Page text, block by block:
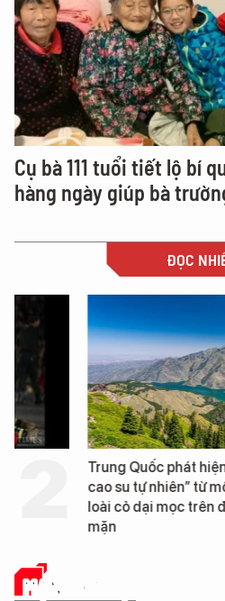
Cụ bà 111 tuổi tiết lộ bí
hàng ngày giúp bà
ĐỌC
Trung Quốc phát hiện “mỏ
cao su tự nhiên” từ một
loài cỏ dại mọc trên đất
MẠNG XÃ HỘI